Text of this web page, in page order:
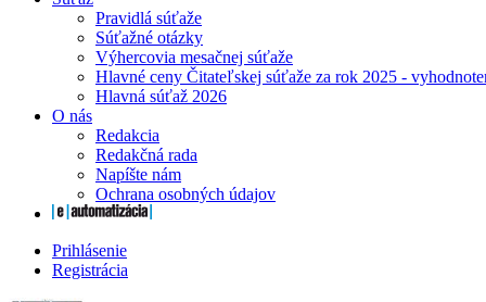
Pravidlá súťaže
Súťažné otázky
Výhercovia mesačnej súťaže
Hlavné ceny Čitateľskej súťaže za rok 2025 -
Hlavná súťaž 2026
O nás
Redakcia
Redakčná rada
Napíšte nám
Ochrana osobných údajov
Prihlásenie
Registrácia